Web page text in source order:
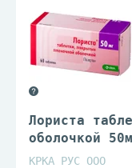
Лориста
оболочкой
КРКА РУС ООО